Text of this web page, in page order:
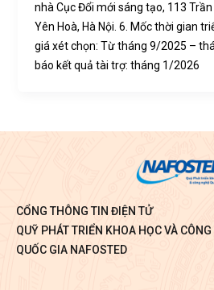
nhà Cục Đổi mới sáng tạo, 113
Yên Hoà, Hà Nội. 6. Mốc thời gian
giá xét chọn: Từ tháng 9/2025 –
báo kết quả tài trợ: tháng 1/2026
CỔNG THÔNG TIN ĐIỆN TỬ
QUỸ PHÁT TRIỂN KHOA HỌC VÀ
QUỐC GIA NAFOSTED